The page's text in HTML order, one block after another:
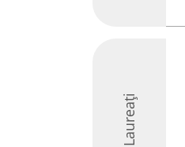
Laureați